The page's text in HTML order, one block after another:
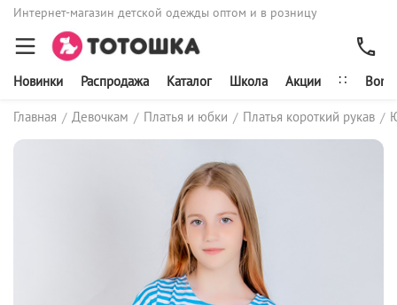
Интернет-магазин детской одежды оптом и в розницу
Новинки Распродажа Каталог Школа Акции ∷
Главная / Девочкам / Платья и юбки / Платья короткий рукав /